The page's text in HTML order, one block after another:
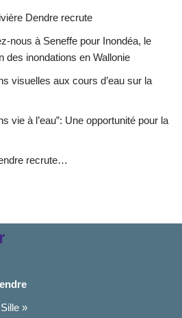
Dendre recrute
nous à Seneffe pour Inondéa, le
des inondations en Wallonie
visuelles aux cours d’eau sur la
vie à l’eau”: Une opportunité pour la
recrute…
»